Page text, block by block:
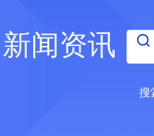
新闻资讯
搜